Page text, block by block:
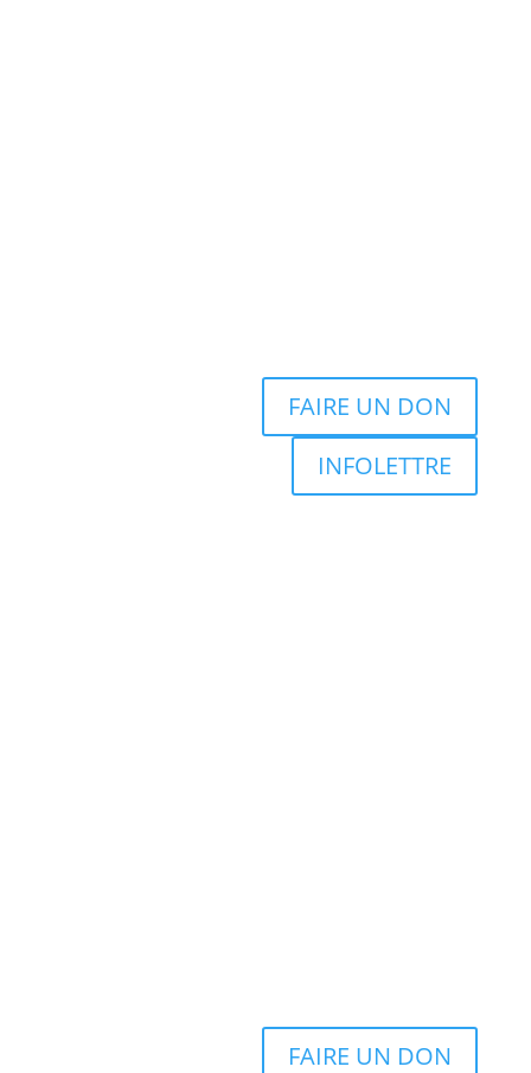
FAIRE UN DON
INFOLETTRE
FAIRE UN DON